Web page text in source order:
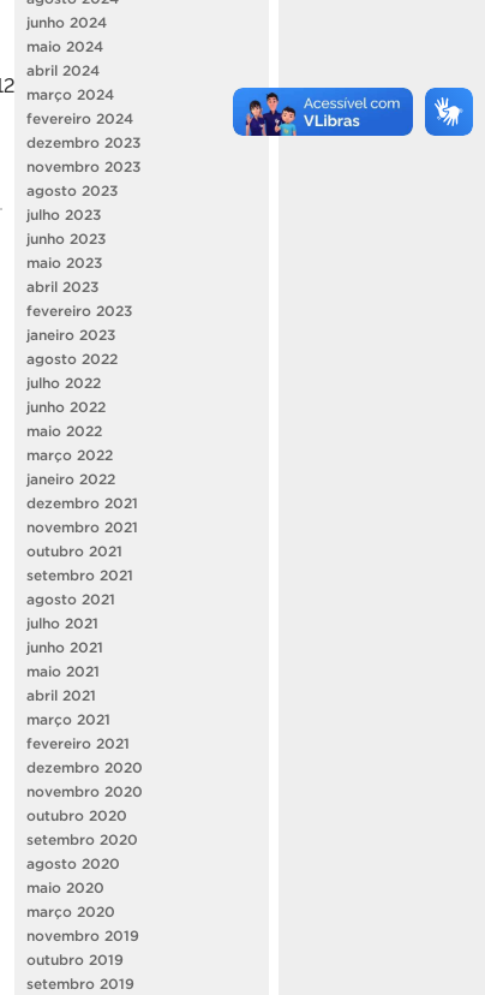
junho 2024
maio 2024
abril 2024
março 2024
fevereiro 2024
dezembro 2023
novembro 2023
agosto 2023
julho 2023
junho 2023
maio 2023
abril 2023
fevereiro 2023
janeiro 2023
agosto 2022
julho 2022
junho 2022
maio 2022
março 2022
janeiro 2022
dezembro 2021
novembro 2021
outubro 2021
setembro 2021
agosto 2021
julho 2021
junho 2021
maio 2021
abril 2021
março 2021
fevereiro 2021
dezembro 2020
novembro 2020
outubro 2020
setembro 2020
agosto 2020
maio 2020
março 2020
novembro 2019
outubro 2019
setembro 2019